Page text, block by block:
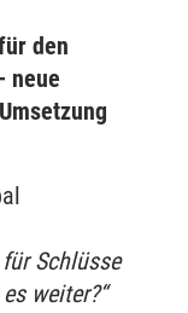
den
neue
Schlüsse
weiter?“